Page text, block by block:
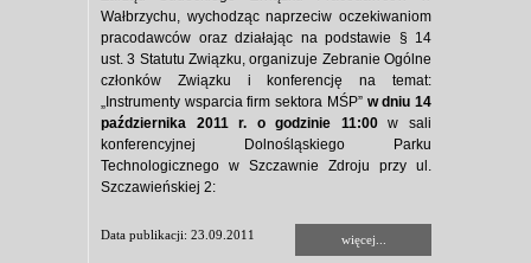
Wałbrzychu, wychodząc naprzeciw oczekiwaniom
pracodawców oraz działając na podstawie § 14
ust. 3 Statutu Związku, organizuje Zebranie Ogólne
członków Związku i konferencję na temat:
„Instrumenty wsparcia firm sektora MŚP” w dniu 14
października 2011 r. o godzinie 11:00
w sali
konferencyjnej Dolnośląskiego Parku
Technologicznego w Szczawnie Zdroju przy ul.
Szczawieńskiej 2:
Data publikacji: 23.09.2011 więcej...